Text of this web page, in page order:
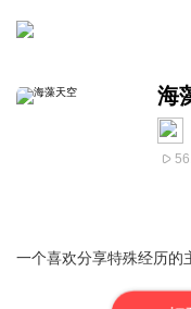
海
一个喜欢分享特殊经历的